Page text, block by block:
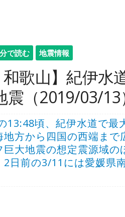
で読む 地震情報
和歌山】紀伊水
震（2019/03/13
13:48頃、紀伊水道で最
地方から四国の西端まで
巨大地震の想定震源域
2日前の3/11には愛媛県